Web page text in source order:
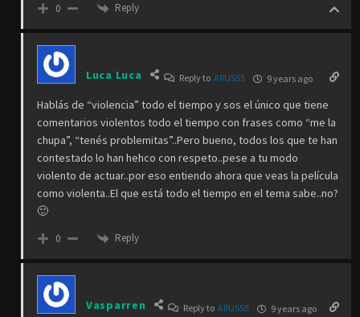
0 Reply
Luca Luca Reply toARUSSS 9 years ago
Hablás de “violencia” todo el tiempo y sos el único que tiene
comentarios violentos todo el tiempo con frases como “me la
chupa”, “tenés problemitas”..Pero bueno, todos los que te han
contestado lo han hehco con respeto..pese a tu modo
violento de actuar..por eso entiendo ahora que veas la película
como violenta..El que está todo el tiempo en el tema sabe..no?
🙂
0 Reply
Vasparren Reply toARUSSS 9 years ago